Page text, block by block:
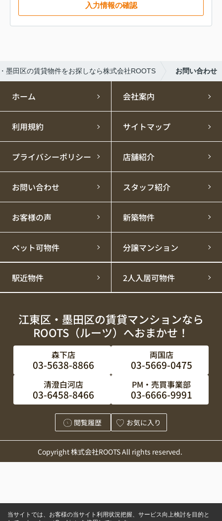
入力情報の確認
墨田区の賃貸物件をお探しなら株式会社ROOTS お問い合わせ
ホーム 会社案内
利用規約 サイトマップ
プライバシーポリシー 店舗紹介
お問い合わせ スタッフ紹介
お客様の声 新築物件
ペット可物件 分譲マンション
駅近物件 2人入居可物件
江東区・墨田区の賃貸マンションなら
ROOTS（ルーツ）へおまかせ！
森下店
03-5638-8866
両国店
03-5669-0475
清澄白河店
03-6458-8466
PM・売買事業部
03-6666-9991
閲覧履歴 お気に入り
Copyright 株式会社ROOTS All rights reserved.
当サイトでは、お客様の当サイト利用状況把握、サービス向上検討を目的と